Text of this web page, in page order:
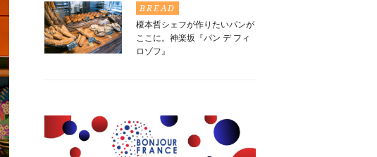
BREAD
榎本哲シェフが作りたいパンが
ここに。神楽坂『パン デ フィ
ロゾフ』